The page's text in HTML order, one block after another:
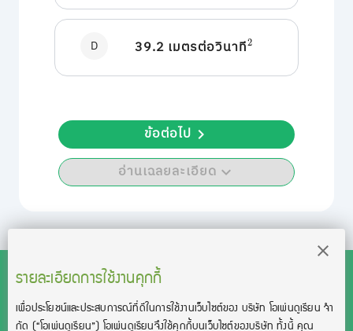
D 39.2 เมตรต่อวินาที2
อ่านเฉลยละเอียด
ข้อต่อไป
รายละเอียดการใช้งานคุกกี้
เพื่อประโยชน์และประสบการณ์ที่ดีในการใช้งานเว็บไซต์ของ บริษัท โอเพ่นดูเรียน จํา
กัด (“โอเพ่นดูเรียน”)โอเพ่นดูเรียนจึงใช้คุกกี้บนเว็บไซต์ของบริษัท ทั้งนี้ คุณ
สงวนลิขสิทธิ์โดย บริษัท โอเพ่นดูเรียน จำกัด 2021 ©︎ OpenDurian